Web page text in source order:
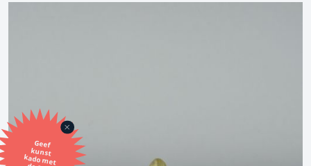
Geef
kunst
kado met
de SBK